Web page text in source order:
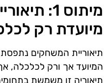
מיתוס 1:
מיועדת רק
תיאוריית המשחקים
המיועד אך ורק לכלכלה,
תיאוריה זו משמשת